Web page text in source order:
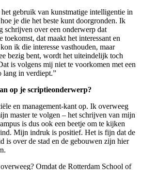
gebruik van kunstmatige intelligentie in
je die het beste kunt doorgronden. Ik
schrijven over een onderwerp dat
dat maakt het interessant en
ik die interesse vasthouden, maar
bezig bent, wordt het uiteindelijk toch
is volgens mij niet te voorkomen met een
lang in verdiept.”
op je scriptieonderwerp?
en management-kant op. Ik overweeg
master te volgen – het schrijven van mijn
is dus ook een beetje om te kijken
Mijn indruk is positief. Het is fijn dat de
is over de stad en de gebouwen zijn hier
Omdat de Rotterdam School of